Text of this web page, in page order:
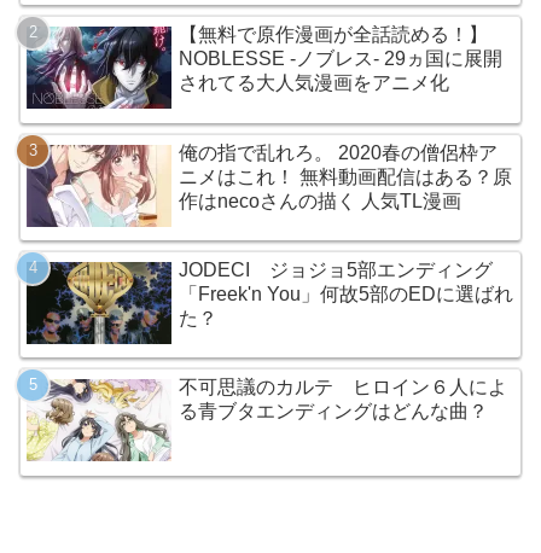
【無料で原作漫画が全話読める！】
NOBLESSE -ノブレス- 29ヵ国に展開
されてる大人気漫画をアニメ化
俺の指で乱れろ。 2020春の僧侶枠ア
ニメはこれ！ 無料動画配信はある？原
作はnecoさんの描く 人気TL漫画
JODECI ジョジョ5部エンディング
「Freek'n You」何故5部のEDに選ばれ
た？
不可思議のカルテ ヒロイン６人によ
る青ブタエンディングはどんな曲？